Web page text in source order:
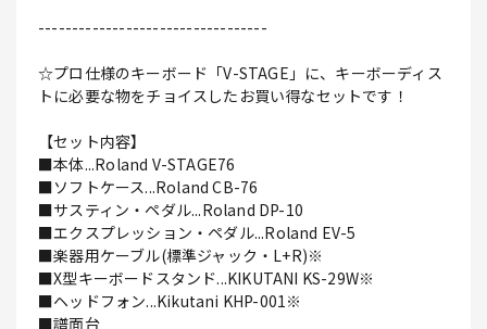
----------------------------------
☆プロ仕様のキーボード「V-STAGE」に、キーボーディス
トに必要な物をチョイスしたお買い得なセットです！
【セット内容】
■本体...Roland V-STAGE76
■ソフトケース...Roland CB-76
■サスティン・ペダル...Roland DP-10
■エクスプレッション・ペダル...Roland EV-5
■楽器用ケーブル(標準ジャック・L+R)※
■X型キーボードスタンド...KIKUTANI KS-29W※
■ヘッドフォン...Kikutani KHP-001※
■譜面台